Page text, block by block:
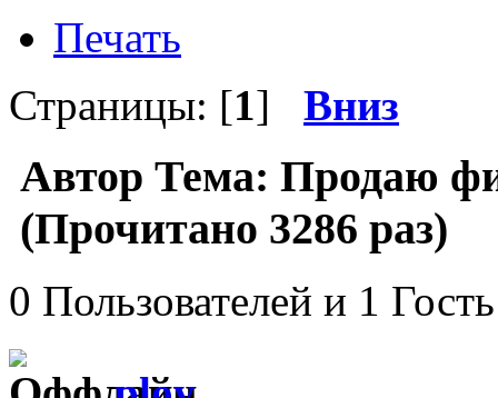
Печать
Страницы: [1] Вниз
Автор Тема: Продаю
(Прочитано 3286 раз)
0 Пользователей и 1